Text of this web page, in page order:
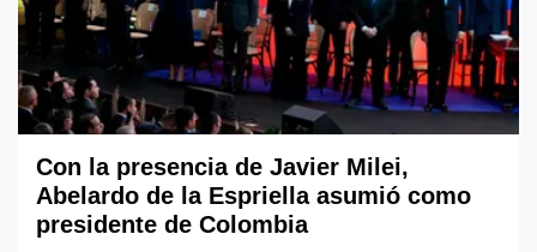
Con la presencia de Javier Milei,
Abelardo de la Espriella asumió como
presidente de Colombia